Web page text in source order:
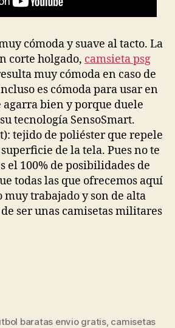
cómoda y suave al tacto. La
corte holgado, camsieta psg
muy cómoda en caso de
es cómoda para usar en
bien y porque duele
tecnología SensoSmart.
tejido de poliéster que repele
de la tela. Pues no te
el 100% de posibilidades de
todas las que ofrecemos aquí
trabajado y son de alta
ser unas camisetas militares
baratas envio gratis, camisetas